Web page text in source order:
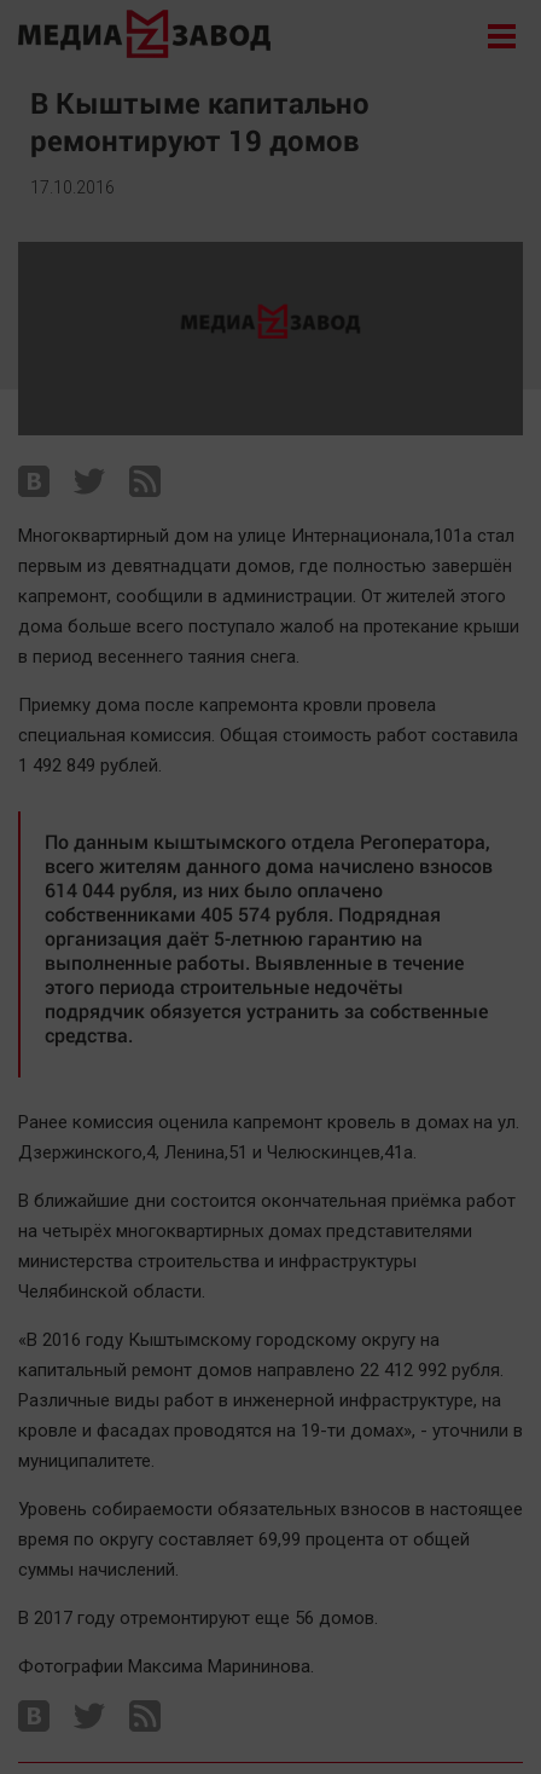
Новости
Экономика
Происшествия
Поиск
Наша победа
Общество
Политика
Экономика
Происшествия
Здоровье
Курилка
Мнения
Спорт
Технологии
Отраслевые темы
Hедвижимость
XX век: криминальные уроки
Медиаграмотность
Медицина
Прогулки по городу Ч
Статистика
Челябинск космический
English version
Афиша
В Кыштыме капитально
ремонтируют 19 домов
17.10.2016
Многоквартирный дом на улице Интернационала,101а стал
первым из девятнадцати домов, где полностью завершён
капремонт, сообщили в администрации. От жителей этого
дома больше всего поступало жалоб на протекание крыши
в период весеннего таяния снега.
Приемку дома после капремонта кровли провела
специальная комиссия. Общая стоимость работ составила
1 492 849 рублей.
По данным кыштымского отдела Регоператора,
всего жителям данного дома начислено взносов
614 044 рубля, из них было оплачено
собственниками 405 574 рубля. Подрядная
организация даёт 5-летнюю гарантию на
выполненные работы. Выявленные в течение
этого периода строительные недочёты
подрядчик обязуется устранить за собственные
средства.
Ранее комиссия оценила капремонт кровель в домах на ул.
Дзержинского,4, Ленина,51 и Челюскинцев,41а.
В ближайшие дни состоится окончательная приёмка работ
на четырёх многоквартирных домах представителями
министерства строительства и инфраструктуры
Челябинской области.
«В 2016 году Кыштымскому городскому округу на
капитальный ремонт домов направлено 22 412 992 рубля.
Различные виды работ в инженерной инфраструктуре, на
кровле и фасадах проводятся на 19-ти домах», - уточнили в
муниципалитете.
Уровень собираемости обязательных взносов в настоящее
время по округу составляет 69,99 процента от общей
суммы начислений.
В 2017 году отремонтируют еще 56 домов.
Фотографии Максима Марининова.